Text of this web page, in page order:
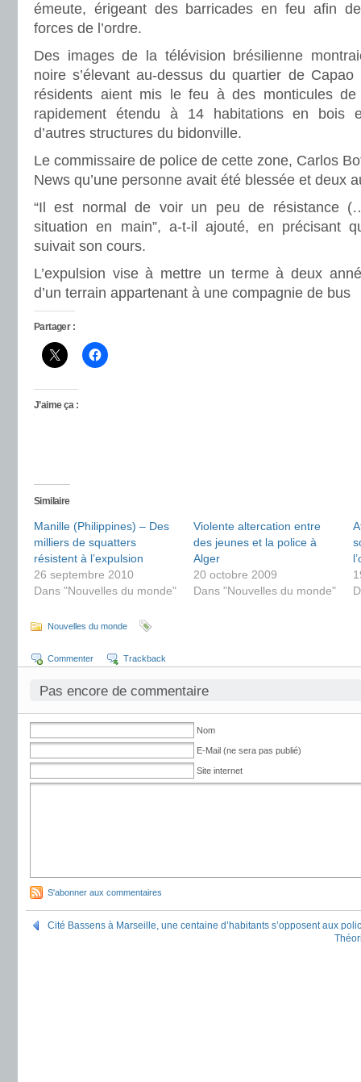
émeute, érigeant des barricades en feu afin
forces de l’ordre.
Des images de la télévision brésilienne
noire s’élevant au-dessus du quartier de
résidents aient mis le feu à des monticules de
rapidement étendu à 14 habitations en bois
d’autres structures du bidonville.
Le commissaire de police de cette zone, Carlos
News qu’une personne avait été blessée et deux
“Il est normal de voir un peu de résistance
situation en main”, a-t-il ajouté, en précisant
suivait son cours.
L’expulsion vise à mettre un terme à deux
d’un terrain appartenant à une compagnie de bus
Partager :
J’aime ça :
Similaire
Manille (Philippines) – Des
milliers de squatters
résistent à l’expulsion
26 septembre 2010
Dans "Nouvelles du monde"
Violente altercation entre
des jeunes et la police à
Alger
20 octobre 2009
Dans "Nouvelles du monde"
Nouvelles du monde
Commenter Trackback
Pas encore de commentaire
Nom
E-Mail (ne sera pas publié)
Site internet
S'abonner aux commentaires
Cité Bassens à Marseille, une centaine d’habitants s’opposent aux